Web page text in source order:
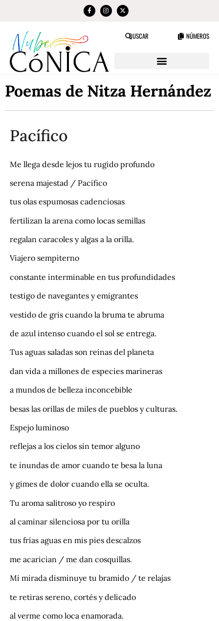
BUSCAR NÚMEROS
Poemas de Nitza Hernández
Pacífico
Me llega desde lejos tu rugido profundo
serena majestad / Pacífico
tus olas espumosas cadenciosas
fertilizan la arena como locas semillas
regalan caracoles y algas a la orilla.
Viajero sempiterno
constante interminable en tus profundidades
testigo de navegantes y emigrantes
vestido de gris cuando la bruma te abruma
de azul intenso cuando el sol se entrega.
Tus aguas saladas son reinas del planeta
dan vida a millones de especies marineras
a mundos de belleza inconcebible
besas las orillas de miles de pueblos y culturas.
Espejo luminoso
reflejas a los cielos sin temor alguno
te inundas de amor cuando te besa la luna
y gimes de dolor cuando ella se oculta.
Tu aroma salitroso yo respiro
al caminar silenciosa por tu orilla
tus frías aguas en mis pies descalzos
me acarician / me dan cosquillas.
Mi mirada disminuye tu bramido / te relajas
te retiras sereno, cortés y delicado
al verme como loca enamorada.